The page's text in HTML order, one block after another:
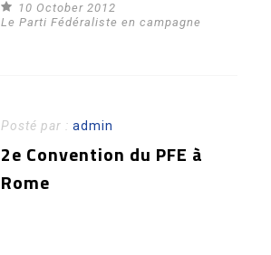
10 October 2012
Le Parti Fédéraliste en campagne
Posté par :admin
2e Convention du PFE à
Rome